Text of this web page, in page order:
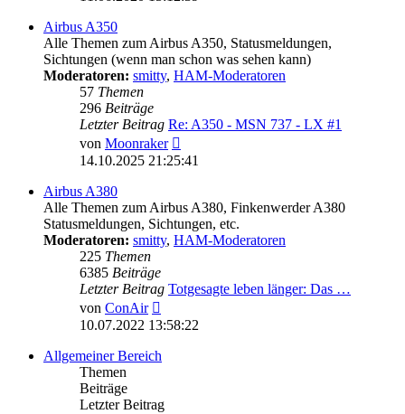
Airbus A350
Alle Themen zum Airbus A350, Statusmeldungen,
Sichtungen (wenn man schon was sehen kann)
Moderatoren: smitty, HAM-Moderatoren
57 Themen
296 Beiträge
Letzter Beitrag Re: A350 - MSN 737 - LX #1
von Moonraker
Beitrag
14.10.2025 21:25:41
Airbus A380
Alle Themen zum Airbus A380, Finkenwerder A380
Statusmeldungen, Sichtungen, etc.
Moderatoren: smitty, HAM-Moderatoren
225 Themen
6385 Beiträge
Letzter Beitrag Totgesagte leben länger: Das …
von ConAir
Beitrag
10.07.2022 13:58:22
Allgemeiner Bereich
Themen
Beiträge
Letzter Beitrag